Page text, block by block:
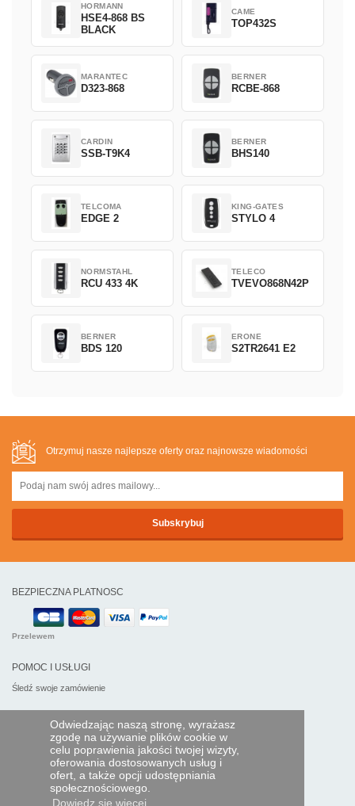
Odwiedzając naszą stronę, wyrażasz
zgodę na używanie plików cookie w
celu poprawienia jakości twojej wizyty,
oferowania dostosowanych usług i
ofert, a także opcji udostępniania
społecznościowego.
Dowiedz się więcej
HORMANN
HSE4-868 BS
BLACK
CAME
TOP432S
MARANTEC
D323-868
BERNER
RCBE-868
CARDIN
SSB-T9K4
BERNER
BHS140
TELCOMA
EDGE 2
KING-GATES
STYLO 4
NORMSTAHL
RCU 433 4K
TELECO
TVEVO868N42P
BERNER
BDS 120
ERONE
S2TR2641 E2
Otrzymuj nasze najlepsze oferty oraz najnowsze wiadomości
BEZPIECZNA PLATNOSC
Przelewem
POMOC I USŁUGI
Śledź swoje zamówienie
PILOTY EXPRESS
Kim jesteśmy?
Informacje prawne
Dane osobowe
Moja strefa dla firm